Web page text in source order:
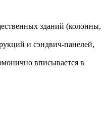
зданий (колонны,
и сэндвич-панелей,
вписывается в